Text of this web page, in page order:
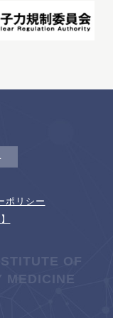
ポリシー
OF
MEDICINE